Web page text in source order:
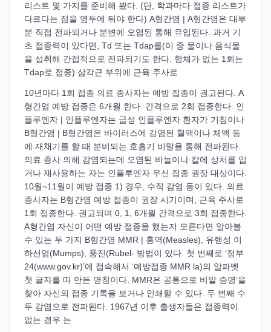
리스트 몇 가지를 준비해 봤다. (단, 학과마다 접종 리스트가
다르다는 점을 염두에 둬야 한다) A형간염 | A형간염은 대부
분 직접 전파되거나 분변에 오염된 통해 유입된다. 과거 기
초 접종력이 있다면, Td 또는 Tdap를(이 중 물이나 음식물
을 섭취해 간접적으로 전파되기도 한다. 항체가 없는 1회는
Tdap로 접종) 삼각근 부위에 근육 주사로
10년마다 1회 접종 의료 종사자는 예방 접종이 권고된다. A
형간염 예방 접종은 6개월 한다. 간격으로 2회 접종한다. 인
플루엔자 | 인플루엔자는 급성 인플루엔자 환자가 기침이나
B형간염 | B형간염은 바이러스에 감염된 혈액이나 체액 등
에 재채기를 할 때 분비되는 호흡기 비말을 통해 전파된다.
의료 종사 의해 감염되는데 오염된 바늘이나 칼에 상처를 입
거나 재사용하는 자는 인플루엔자 우선 접종 권장 대상이다.
10월~11월이 예방 접종 1) 경우, 수직 감염 등이 있다. 의료
종사자는 B형간염 예방 접종이 권장 시기이며, 근육 주사로
1회 접종한다. 권고되며 0, 1, 6개월 간격으로 3회 접종한다.
A형간염 자신이 어떤 예방 접종을 했는지 모른다면 알아볼
수 있는 두 가지 B형간염 MMR | 홍역(Measles), 유행성 이
하선염(Mumps), 풍진(Rubel- 방법이 있다. 첫 번째로 ‘정부
24(www.gov.kr)’에 접속해서 ‘예방접종 MMR la)의 알파벳
첫 글자를 따 만든 명칭이다. MMR은 공통으로 비말 증명’을
찾아 자신의 접종 기록을 보거나 인쇄할 수 있다. 두 번째 수
두 감염으로 전파된다. 1967년 이후 출생자들은 접종력이
없는 경우 는